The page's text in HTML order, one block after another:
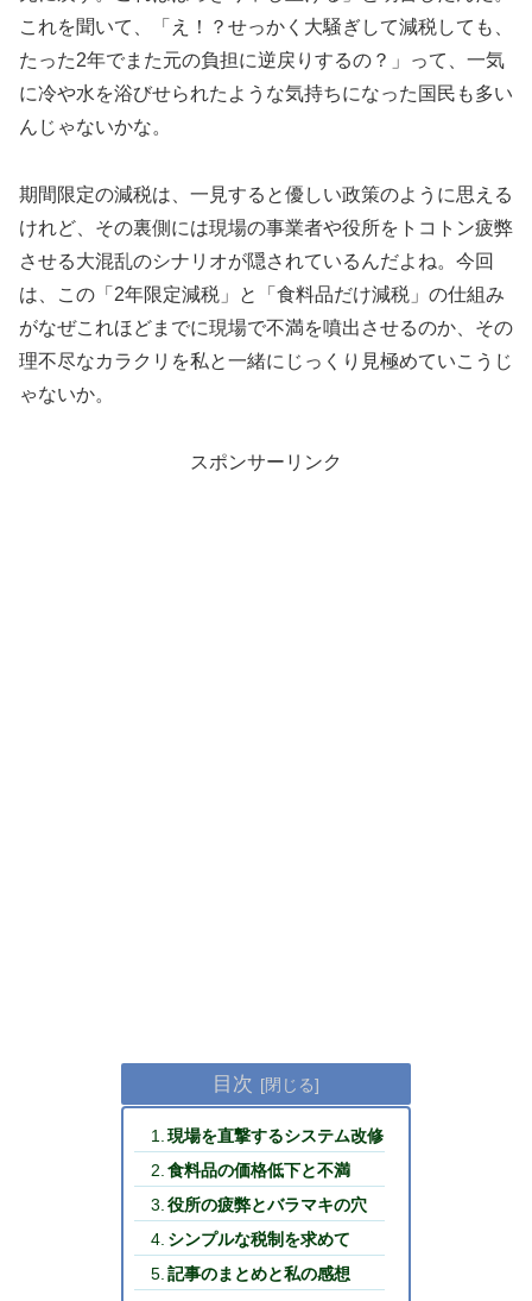
これを聞いて、「え！？せっかく大騒ぎして減税しても、
たった2年でまた元の負担に逆戻りするの？」って、一気
に冷や水を浴びせられたような気持ちになった国民も多い
んじゃないかな。
期間限定の減税は、一見すると優しい政策のように思える
けれど、その裏側には現場の事業者や役所をトコトン疲弊
させる大混乱のシナリオが隠されているんだよね。今回
は、この「2年限定減税」と「食料品だけ減税」の仕組み
がなぜこれほどまでに現場で不満を噴出させるのか、その
理不尽なカラクリを私と一緒にじっくり見極めていこうじ
ゃないか。
スポンサーリンク
目次
現場を直撃するシステム改修
食料品の価格低下と不満
役所の疲弊とバラマキの穴
シンプルな税制を求めて
記事のまとめと私の感想